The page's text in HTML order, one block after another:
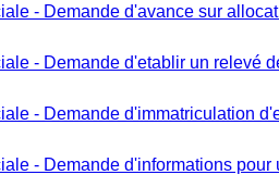
- Demande d'avance sur
- Demande d'etablir un relevé
- Demande d'immatriculation
- Demande d'informations